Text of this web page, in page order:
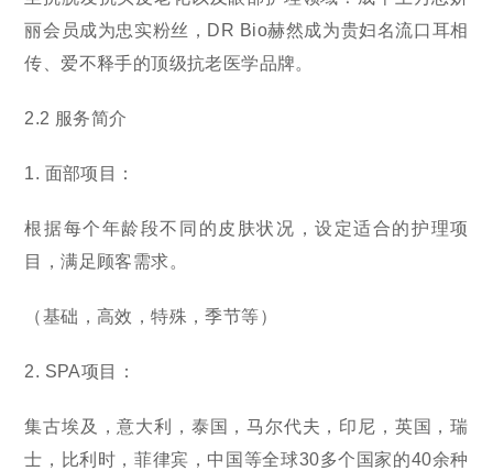
丽会员成为忠实粉丝，DR Bio赫然成为贵妇名流口耳相
传、爱不释手的顶级抗老医学品牌。
2.2 服务简介
1. 面部项目：
根据每个年龄段不同的皮肤状况，设定适合的护理项
目，满足顾客需求。
（基础，高效，特殊，季节等）
2. SPA项目：
集古埃及，意大利，泰国，马尔代夫，印尼，英国，瑞
士，比利时，菲律宾，中国等全球30多个国家的40余种